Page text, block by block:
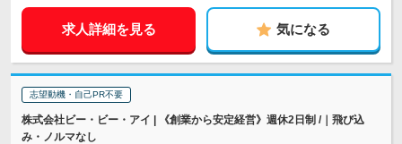
求人詳細を見る 気になる
志望動機・自己PR不要
株式会社ビー・ビー・アイ | 《創業から安定経営》週休2日制 /｜飛び込
み・ノルマなし